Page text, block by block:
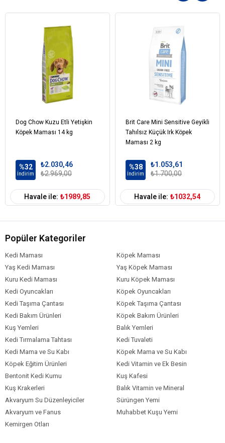
Şeker Pancarı
Balık Aroması
Peynir Altı Suyu Tozu
Vitaminler ve Mineraller
Somon Yağı
Ksilo-Oligosakkarit
Bira Mayası
Yucca Schidigera
Dog Chow Kuzu Etli Yetişkin
Köpek Maması 14 kg
%32
İndirim
₺2.030,46
₺2.969,00
Havale ile: ₺1989,85
Brit Care Mini Sensitive Geyikli
Tahılsız Küçük Irk Köpek
Maması 2 kg
%38
İndirim
₺1.053,61
₺1.700,00
Havale ile: ₺1032,54
Popüler Kategoriler
Kedi Maması
Köpek Maması
Yaş Kedi Maması
Yaş Köpek Maması
Kuru Kedi Maması
Kuru Köpek Maması
Kedi Oyuncakları
Köpek Oyuncakları
Kedi Taşıma Çantası
Köpek Taşıma Çantası
Kedi Bakım Ürünleri
Köpek Bakım Ürünleri
Kuş Yemleri
Balık Yemleri
Kedi Tırmalama Tahtası
Kedi Tuvaleti
Kedi Mama ve Su Kabı
Köpek Mama ve Su Kabı
Köpek Eğitim Ürünleri
Kedi Vitamin ve Ek Besin
Bentonit Kedi Kumu
Kuş Kafesi
Kuş Krakerleri
Balık Vitamin ve Mineral
Akvaryum Su Düzenleyiciler
Sürüngen Yemi
Akvaryum ve Fanus
Muhabbet Kuşu Yemi
Kemirgen Otları